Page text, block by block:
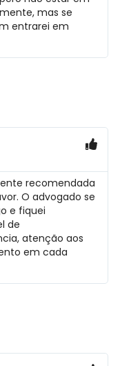
mas se
entrarei em
recomendada
O advogado se
e fiquei
de
atenção aos
em cada